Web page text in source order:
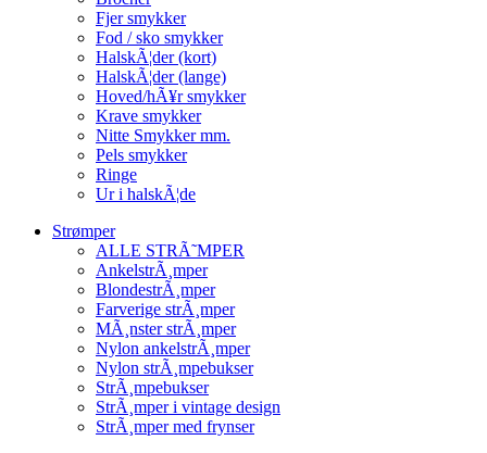
Fjer smykker
Fod / sko smykker
HalskÃ¦der (kort)
HalskÃ¦der (lange)
Hoved/hÃ¥r smykker
Krave smykker
Nitte Smykker mm.
Pels smykker
Ringe
Ur i halskÃ¦de
Strømper
ALLE STRÃ˜MPER
AnkelstrÃ¸mper
BlondestrÃ¸mper
Farverige strÃ¸mper
MÃ¸nster strÃ¸mper
Nylon ankelstrÃ¸mper
Nylon strÃ¸mpebukser
StrÃ¸mpebukser
StrÃ¸mper i vintage design
StrÃ¸mper med frynser